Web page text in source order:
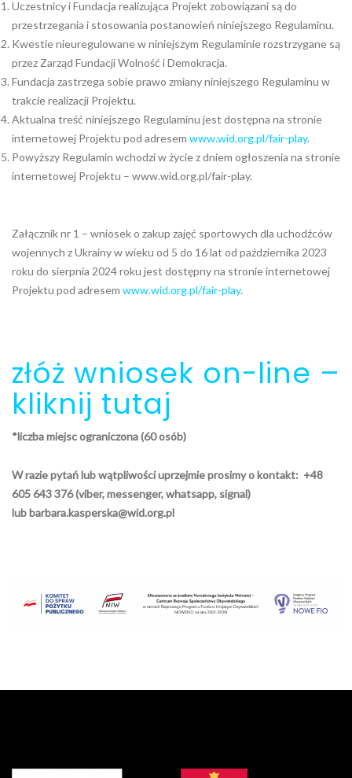
Uczestnicy i Fundacja realizująca Projekt zobowiązani są do
przestrzegania i stosowania postanowień niniejszego Regulaminu.
Kwestie nieuregulowane w niniejszym Regulaminie rozstrzygane są
przez Zarząd Fundacji Wolność i Demokracja.
Fundacja zastrzega sobie prawo zmiany niniejszego Regulaminu w
trakcie realizacji Projektu.
Aktualna treść niniejszego Regulaminu jest dostępna na stronie
internetowej Projektu pod adresem www.wid.org.pl/fair-play.
Powyższy Regulamin wchodzi w życie z dniem ogłoszenia na stronie
internetowej Projektu – www.wid.org.pl/fair-play.
Załącznik nr 1 – wniosek o zakup zajęć sportowych dla uchodźców
wojennych z Ukrainy w wieku od 5 do 16 lat od października 2023
roku do sierpnia 2024 roku jest dostępny na stronie internetowej
Projektu pod adresem www.wid.org.pl/fair-play.
złóż wniosek on-line –
kliknij tutaj
*liczba miejsc ograniczona (60 osób)
W razie pytań lub wątpliwości uprzejmie prosimy o kontakt: +48
605 643 376 (viber, messenger, whatsapp, signal)
lubbarbara.kasperska@wid.org.pl